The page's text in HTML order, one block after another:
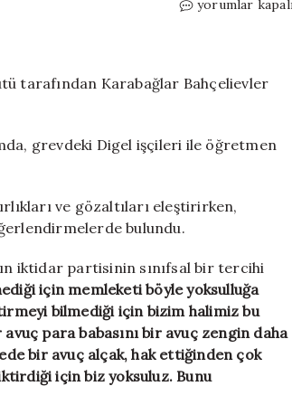
Erkan
‘NATO
‘Bunlar
ne
milli,
Amerikancı!’
için
yorumlar
tarafından Karabağlar Bahçelievler
grevdeki Digel işçileri ile öğretmen
ve gözaltıları eleştirirken,
bulundu.
iktidar partisinin sınıfsal bir tercihi
için memleketi böyle yoksulluğa
bilmediği için bizim halimiz bu
para babasını bir avuç zengin daha
bir avuç alçak, hak ettiğinden çok
için biz yoksuluz. Bunu